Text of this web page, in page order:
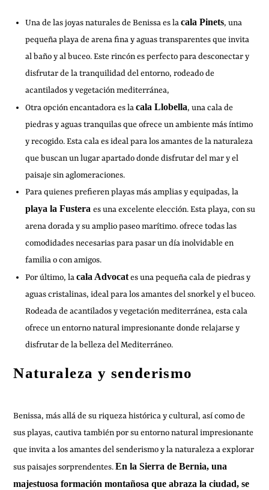
Una de las joyas naturales de Benissa es lacala Pinets, una
pequeña playa de arena fina y aguas transparentes que invita
al baño y al buceo. Este rincón es perfecto para desconectar y
disfrutar de la tranquilidad del entorno, rodeado de
acantilados y vegetación mediterránea,
Otra opción encantadora es lacala Llobella, una cala de
piedras y aguas tranquilas que ofrece un ambiente más íntimo
y recogido. Esta cala es ideal para los amantes de la naturaleza
que buscan un lugar apartado donde disfrutar del mar y el
paisaje sin aglomeraciones.
Para quienes prefieren playas más amplias y equipadas, la
playa la Fusteraes una excelente elección. Esta playa, con su
arena dorada y su amplio paseo marítimo. ofrece todas las
comodidades necesarias para pasar un día inolvidable en
familia o con amigos.
Por último, lacala Advocates una pequeña cala de piedras y
aguas cristalinas, ideal para los amantes del snorkel y el buceo.
Rodeada de acantilados y vegetación mediterránea, esta cala
ofrece un entorno natural impresionante donde relajarse y
disfrutar de la belleza del Mediterráneo.
Naturaleza y senderismo
Benissa, más allá de su riqueza histórica y cultural, así como de
sus playas, cautiva también por su entorno natural impresionante
que invita a los amantes del senderismo y la naturaleza a explorar
sus paisajes sorprendentes.En la Sierra de Bernia, una
majestuosa formación montañosa que abraza la ciudad, se